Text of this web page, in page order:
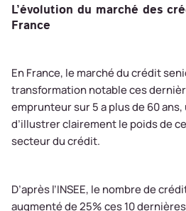
L’évolution du marché des
France
En France, le marché du crédit
transformation notable ces
emprunteur sur 5 a plus de 60
d’illustrer clairement le poids de
secteur du crédit.
D’après l’INSEE, le nombre de
augmenté de 25% ces 10